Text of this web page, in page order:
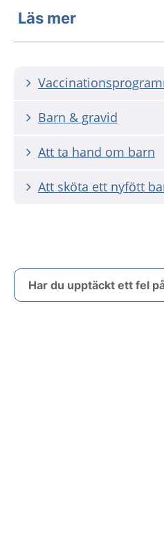
Läs mer
Barn & gravid
Att ta hand om barn
Att sköta ett nyfött
Har du upptäckt ett fel